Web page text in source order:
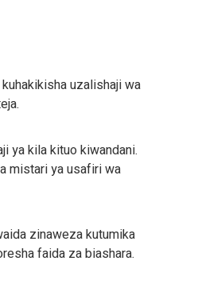
uzalishaji wa
ya kila kituo kiwandani.
mistari ya usafiri wa
zinaweza kutumika
faida za biashara.